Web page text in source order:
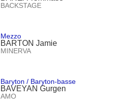
BACKSTAGE
Mezzo
BARTON Jamie
MINERVA
Baryton / Baryton-basse
BAVEYAN Gurgen
AMO